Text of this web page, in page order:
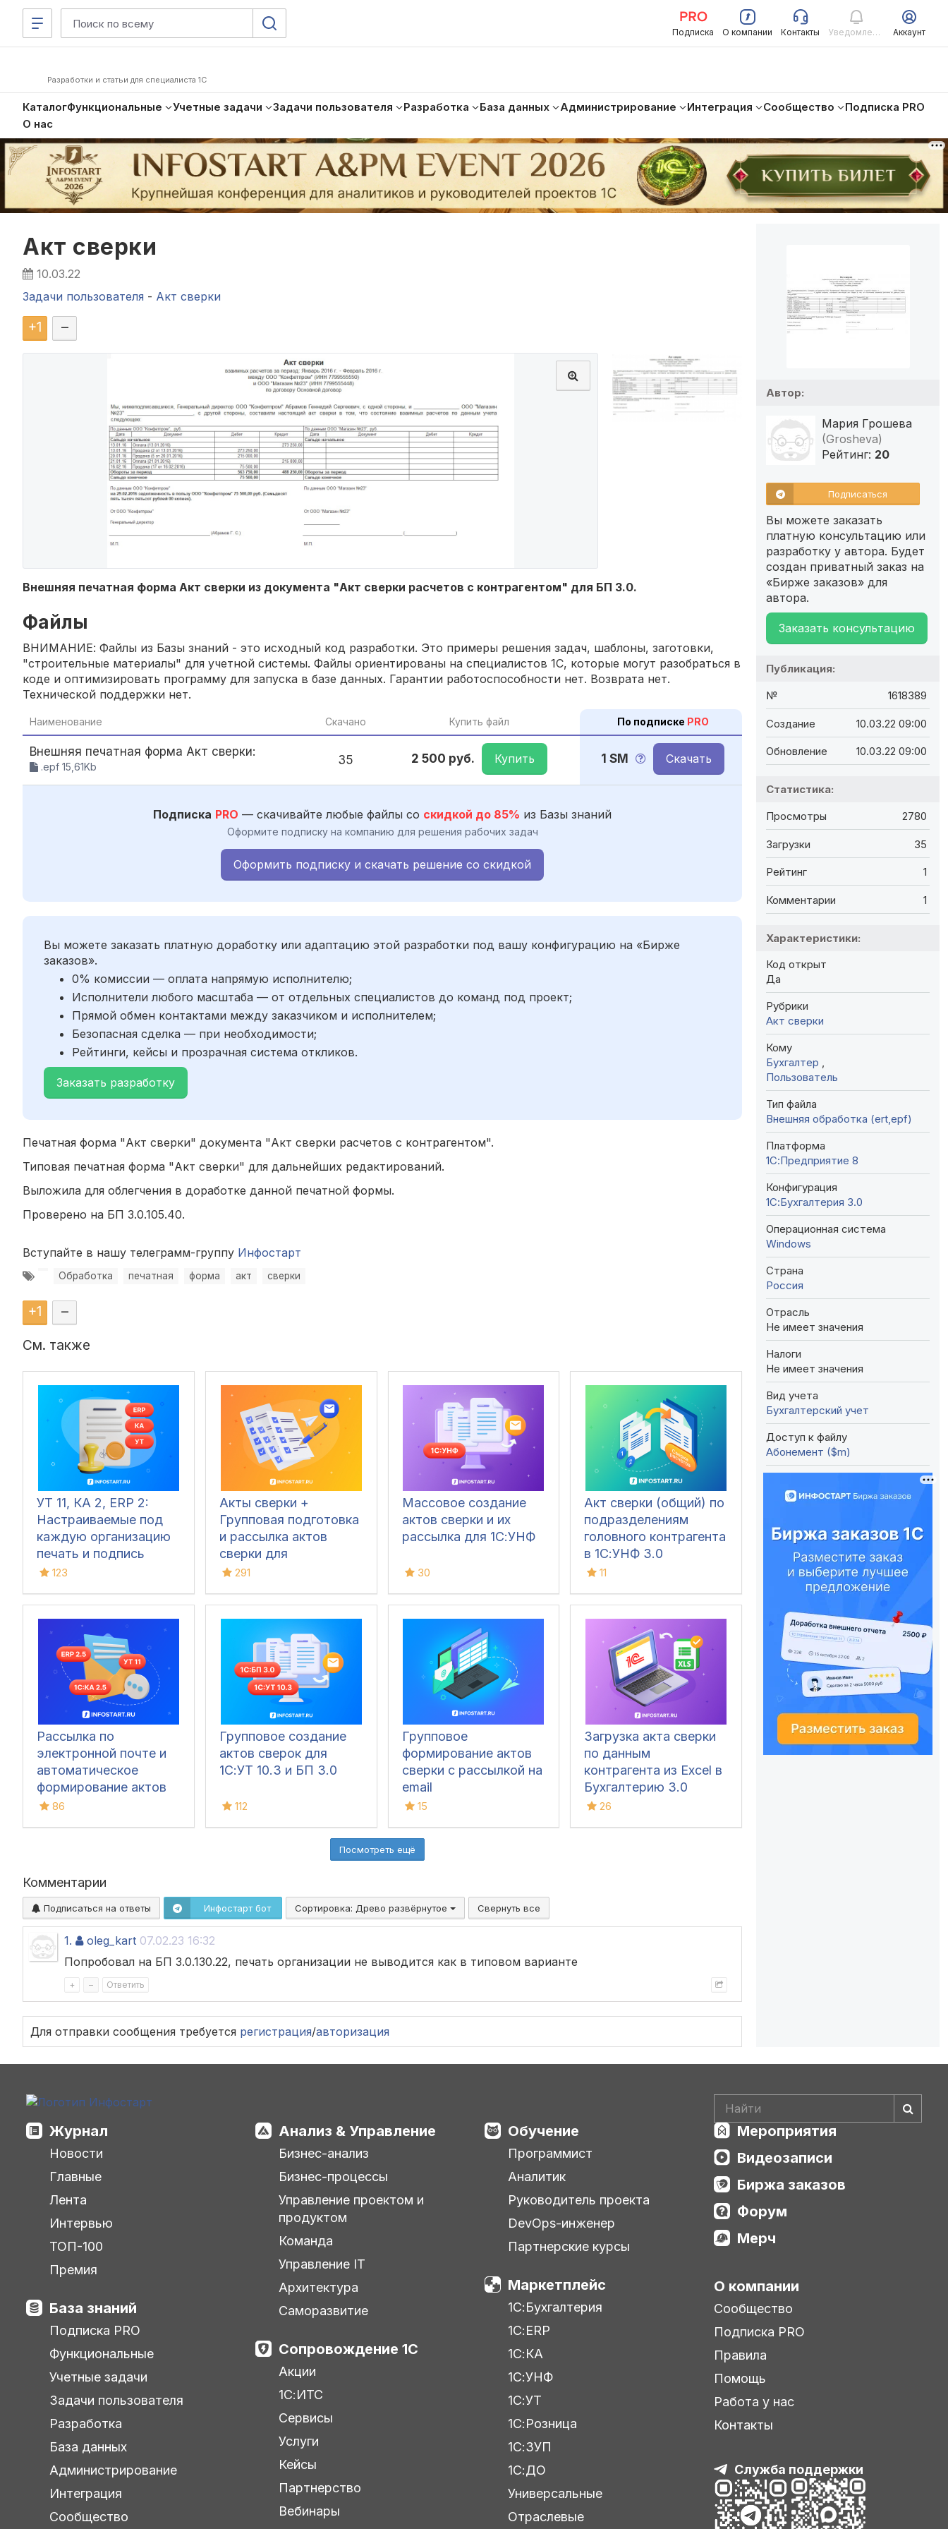
Подписка О компании Контакты Уведомления Аккаунт
Разработки и статьи для специалиста 1С
КаталогФункциональные Учетные задачи Задачи пользователя Разработка База данных Администрирование Интеграция Сообщество
Подписка PRO
О нас
Акт сверки
10.03.22
Задачи пользователя - Акт сверки
+1 –
Внешняя печатная форма Акт сверки из документа "Акт сверки расчетов с контрагентом" для БП 3.0.
Файлы
ВНИМАНИЕ: Файлы из Базы знаний - это исходный код разработки. Это примеры решения задач, шаблоны, заготовки,
"строительные материалы" для учетной системы. Файлы ориентированы на специалистов 1С, которые могут разобраться в
коде и оптимизировать программу для запуска в базе данных. Гарантии работоспособности нет. Возврата нет.
Технической поддержки нет.
Наименование Скачано Купить файл По подписке PRO
Внешняя печатная форма Акт сверки:
.epf 15,61Kb 35 2 500 руб. Купить 1 SM Скачать
Подписка PRO — скачивайте любые файлы со скидкой до 85% из Базы знаний
Оформите подписку на компанию для решения рабочих задач
Оформить подписку и скачать решение со скидкой
Вы можете заказать платную доработку или адаптацию этой разработки под вашу конфигурацию на «Бирже
заказов».
0% комиссии — оплата напрямую исполнителю;
Исполнители любого масштаба — от отдельных специалистов до команд под проект;
Прямой обмен контактами между заказчиком и исполнителем;
Безопасная сделка — при необходимости;
Рейтинги, кейсы и прозрачная система откликов.
Заказать разработку
Печатная форма "Акт сверки" документа "Акт сверки расчетов с контрагентом".
Типовая печатная форма "Акт сверки" для дальнейших редактирований.
Выложила для облегчения в доработке данной печатной формы.
Проверено на БП 3.0.105.40.
Вступайте в нашу телеграмм-группу Инфостарт
Обработка печатная форма акт сверки
+1 –
См. также
УТ 11, КА 2, ERP 2:
Настраиваемые под
каждую организацию
печать и подпись
ответственных лиц в
(ТОРГ-12, Счёт-
фактура, УПД, УКД,
Заказ клиента, Акт
сверки, М-15 и др.)
123
Акты сверки +
Групповая подготовка
и рассылка актов
сверки для
Бухгалтерии 3.0
291
Массовое создание
актов сверки и их
рассылка для 1С:УНФ
30
Акт сверки (общий) по
подразделениям
головного контрагента
в 1С:УНФ 3.0
11
Рассылка по
электронной почте и
автоматическое
формирование актов
сверки
86
Групповое создание
актов сверок для
1С:УТ 10.3 и БП 3.0
112
Групповое
формирование актов
сверки с рассылкой на
email
15
Загрузка акта сверки
по данным
контрагента из Excel в
Бухгалтерию 3.0
ПРОФ с удобным
26
Посмотреть ещё
Комментарии
Подписаться на ответы Инфостарт бот Сортировка: Древо развёрнутое Свернуть все
1. oleg_kart 07.02.23 16:32
Попробовал на БП 3.0.130.22, печать организации не выводится как в типовом варианте
+ – Ответить
Для отправки сообщения требуется регистрация/авторизация
Автор:
Мария Грошева
(Grosheva)
Рейтинг: 20
Подписаться
Вы можете заказать
платную консультацию или
разработку у автора. Будет
создан приватный заказ на
«Бирже заказов» для
автора.
Заказать консультацию
Публикация:
№ 1618389
Создание 10.03.22 09:00
Обновление 10.03.22 09:00
Статистика:
Просмотры 2780
Загрузки 35
Рейтинг 1
Комментарии 1
Характеристики:
Код открыт
Да
Рубрики
Акт сверки
Кому
Бухгалтер
Пользователь
Тип файла
Внешняя обработка (ert,epf)
Платформа
1С:Предприятие 8
Конфигурация
1С:Бухгалтерия 3.0
Операционная система
Windows
Страна
Россия
Отрасль
Не имеет значения
Налоги
Не имеет значения
Вид учета
Бухгалтерский учет
Доступ к файлу
Абонемент ($m)
Журнал
Новости
Главные
Лента
Интервью
ТОП-100
Премия
База знаний
Подписка PRO
Функциональные
Учетные задачи
Задачи пользователя
Разработка
База данных
Администрирование
Интеграция
Сообщество
Анализ & Управление
Бизнес-анализ
Бизнес-процессы
Управление проектом и
продуктом
Команда
Управление IT
Архитектура
Саморазвитие
Сопровождение 1С
Акции
1С:ИТС
Сервисы
Услуги
Кейсы
Партнерство
Вебинары
Обучение
Программист
Аналитик
Руководитель проекта
DevOps-инженер
Партнерские курсы
Маркетплейс
1С:Бухгалтерия
1С:ERP
1С:КА
1С:УНФ
1С:УТ
1С:Розница
1С:ЗУП
1С:ДО
Универсальные
Отраслевые
Мероприятия
Видеозаписи
Биржа заказов
Форум
Мерч
О компании
Сообщество
Подписка PRO
Правила
Помощь
Работа у нас
Контакты
Служба поддержки